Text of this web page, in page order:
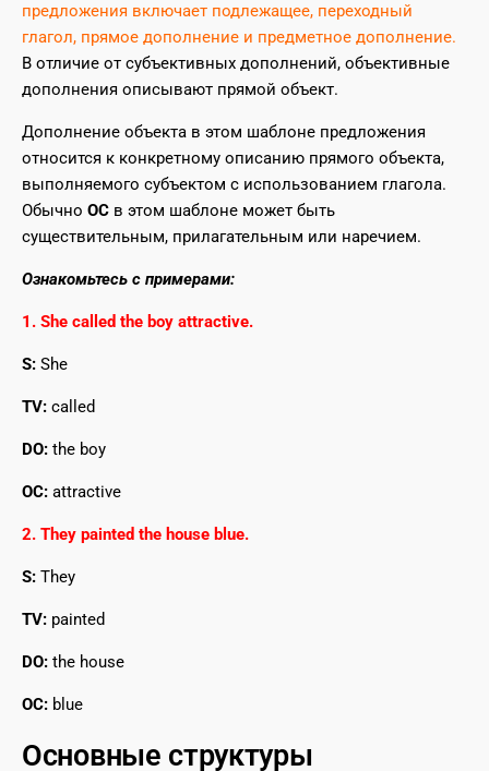
предложения включает подлежащее, переходный
глагол, прямое дополнение и предметное дополнение.
В отличие от субъективных дополнений, объективные
дополнения описывают прямой объект.
Дополнение объекта в этом шаблоне предложения
относится к конкретному описанию прямого объекта,
выполняемого субъектом с использованием глагола.
Обычно ОС в этом шаблоне может быть
существительным, прилагательным или наречием.
Ознакомьтесь с примерами:
1. She called the boy attractive.
S: She
TV: called
DO: the boy
OC: attractive
2. They painted the house blue.
S: They
TV: painted
DO: the house
OC: blue
Основные структуры